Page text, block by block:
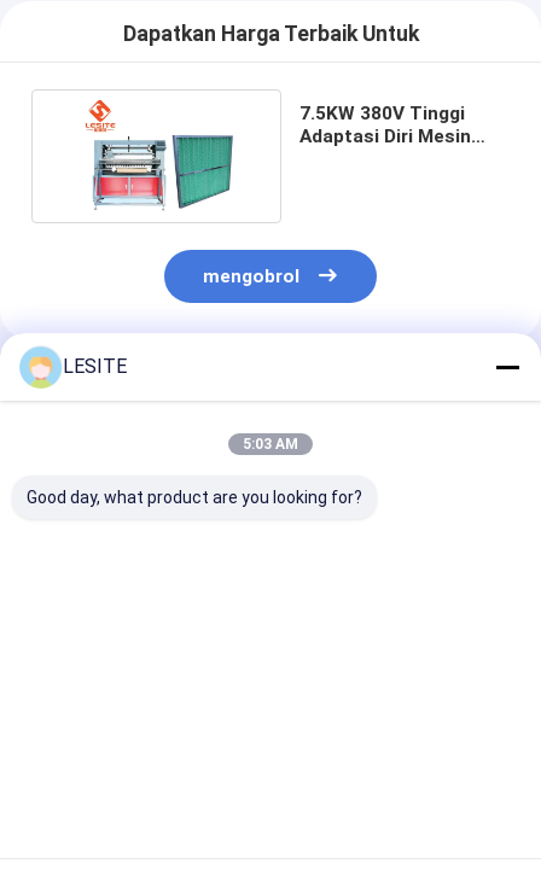
Filter Kantong Debu
Mesin Lipat Origami
Mesin Jahitan Ultrasonik
Filter udara Mesin pembuatan kerangka
Filter Tas Hepa
Dapatkan Harga Terbaik Untuk
7.5KW 380V Tinggi
Adaptasi Diri Mesin
mengobrol
Rekomendasi Produk
LESITE
5:03 AM
Good day, what product are you looking for?